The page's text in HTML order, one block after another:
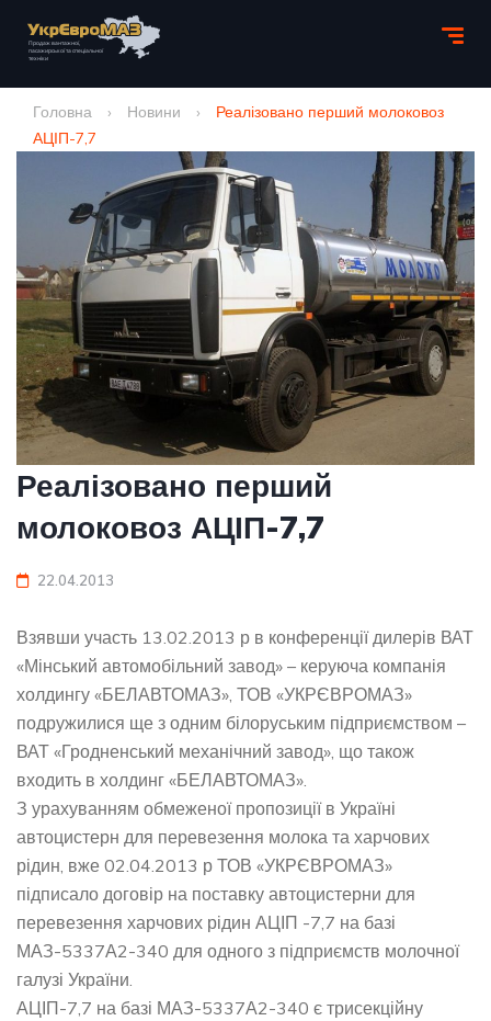
Головна › Новини ›
Реалізовано перший молоковоз
АЦІП-7,7
Реалізовано перший
молоковоз АЦІП-7,7
22.04.2013
Взявши участь 13.02.2013 р в конференції дилерів ВАТ
«Мінський автомобільний завод» – керуюча компанія
холдингу «БЕЛАВТОМАЗ», ТОВ «УКРЄВРОМАЗ»
подружилися ще з одним білоруським підприємством –
ВАТ «Гродненський механічний завод», що також
входить в холдинг «БЕЛАВТОМАЗ».
З урахуванням обмеженої пропозиції в Україні
автоцистерн для перевезення молока та харчових
рідин, вже 02.04.2013 р ТОВ «УКРЄВРОМАЗ»
підписало договір на поставку автоцистерни для
перевезення харчових рідин АЦІП -7,7 на базі
МАЗ-5337А2-340 для одного з підприємств молочної
галузі України.
АЦІП-7,7 на базі МАЗ-5337А2-340 є трисекційну